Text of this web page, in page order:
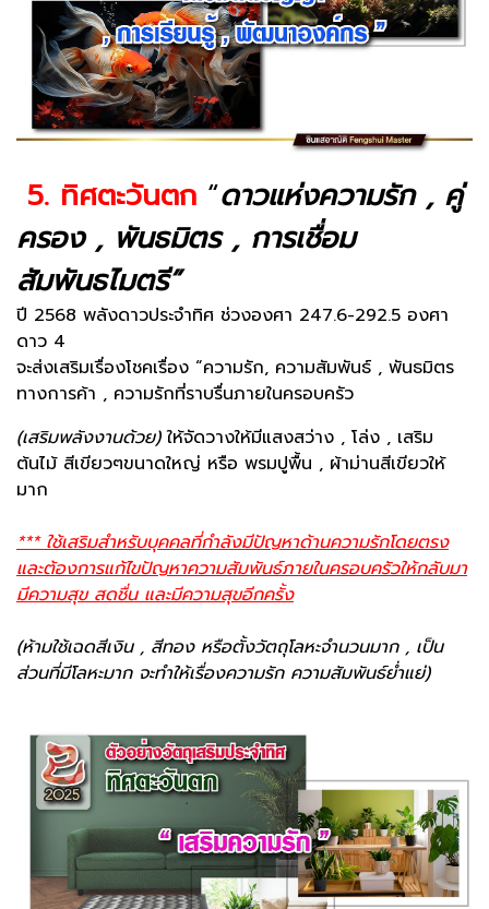
5. ทิศตะวันตก “ดาวแห่งความรัก , คู่
ครอง , พันธมิตร , การเชื่อม
สัมพันธไมตรี”
ปี 2568 พลังดาวประจำทิศ ช่วงองศา 247.6-292.5 องศา
ดาว 4
จะส่งเสริมเรื่องโชคเรื่อง “ความรัก, ความสัมพันธ์ , พันธมิตร
ทางการค้า , ความรักที่ราบรื่นภายในครอบครัว
(เสริมพลังงานด้วย)ให้จัดวางให้มีแสงสว่าง , โล่ง , เสริม
ต้นไม้ สีเขียวๆขนาดใหญ่ หรือ พรมปูพื้น , ผ้าม่านสีเขียวให้
มาก
*** ใช้เสริมสำหรับบุคคลที่กำลังมีปัญหาด้านความรักโดยตรง
และต้องการแก้ไขปัญหาความสัมพันธ์ภายในครอบครัวให้กลับมา
มีความสุข สดชื่น และมีความสุขอีกครั้ง
(ห้ามใช้เฉดสีเงิน , สีทอง หรือตั้งวัตถุโลหะจำนวนมาก , เป็น
ส่วนที่มีโลหะมาก จะทำให้เรื่องความรัก ความสัมพันธ์ย่ำแย่)